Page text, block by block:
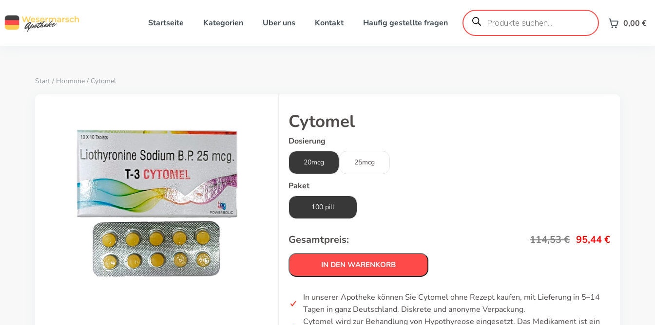
Startseite Kategorien Uber uns Kontakt Haufig gestellte fragen
Products
search 0,00 €
Start / Hormone / Cytomel
Cytomel
Dosierung
20mcg 25mcg
Paket
100 pill
Gesamtpreis: 114,53€ 95,44€
IN DEN WARENKORB
In unserer Apotheke können Sie Cytomel ohne Rezept kaufen, mit Lieferung in 5–14
Tagen in ganz Deutschland. Diskrete und anonyme Verpackung.
Cytomel wird zur Behandlung von Hypothyreose eingesetzt. Das Medikament ist ein